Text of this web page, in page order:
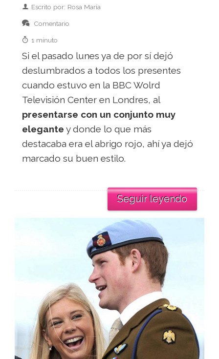
Escrito por: Rosa María
Comentario
1 minuto
Si el pasado lunes ya de por sí dejó
deslumbrados a todos los presentes
cuando estuvo en la BBC Wolrd
Televisión Center en Londres, al
presentarse con un conjunto muy
elegante y donde lo que más
destacaba era el abrigo rojo, ahí ya dejó
marcado su buen estilo.
Seguir leyendo